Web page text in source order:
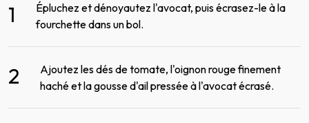
1
Épluchez et dénoyautez l'avocat, puis écrasez-le à la
fourchette dans un bol.
2
Ajoutez les dés de tomate, l'oignon rouge finement
haché et la gousse d'ail pressée à l'avocat écrasé.